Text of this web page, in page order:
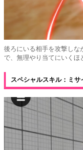
後ろにいる相手を攻撃しな
で、無理やり当てにいくほ
スペシャルスキル：ミサ